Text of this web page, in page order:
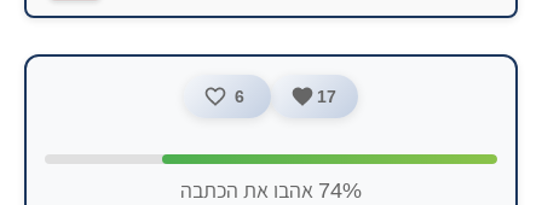
17
6
74% אהבו את הכתבה